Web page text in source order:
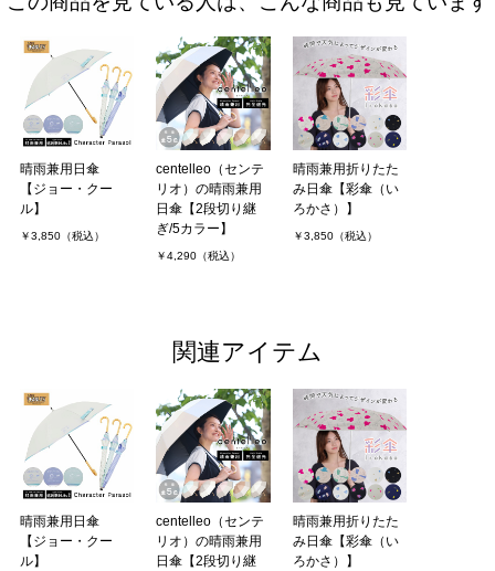
晴雨兼用日傘
【ジョー・クー
ル】
￥3,850（税込）
centelleo（センテ
リオ）の晴雨兼用
日傘【2段切り継
ぎ/5カラー】
￥4,290（税込）
晴雨兼用折りたた
み日傘【彩傘（い
ろかさ）】
￥3,850（税込）
関連アイテム
晴雨兼用日傘
【ジョー・クー
ル】
centelleo（センテ
リオ）の晴雨兼用
日傘【2段切り継
晴雨兼用折りたた
み日傘【彩傘（い
ろかさ）】